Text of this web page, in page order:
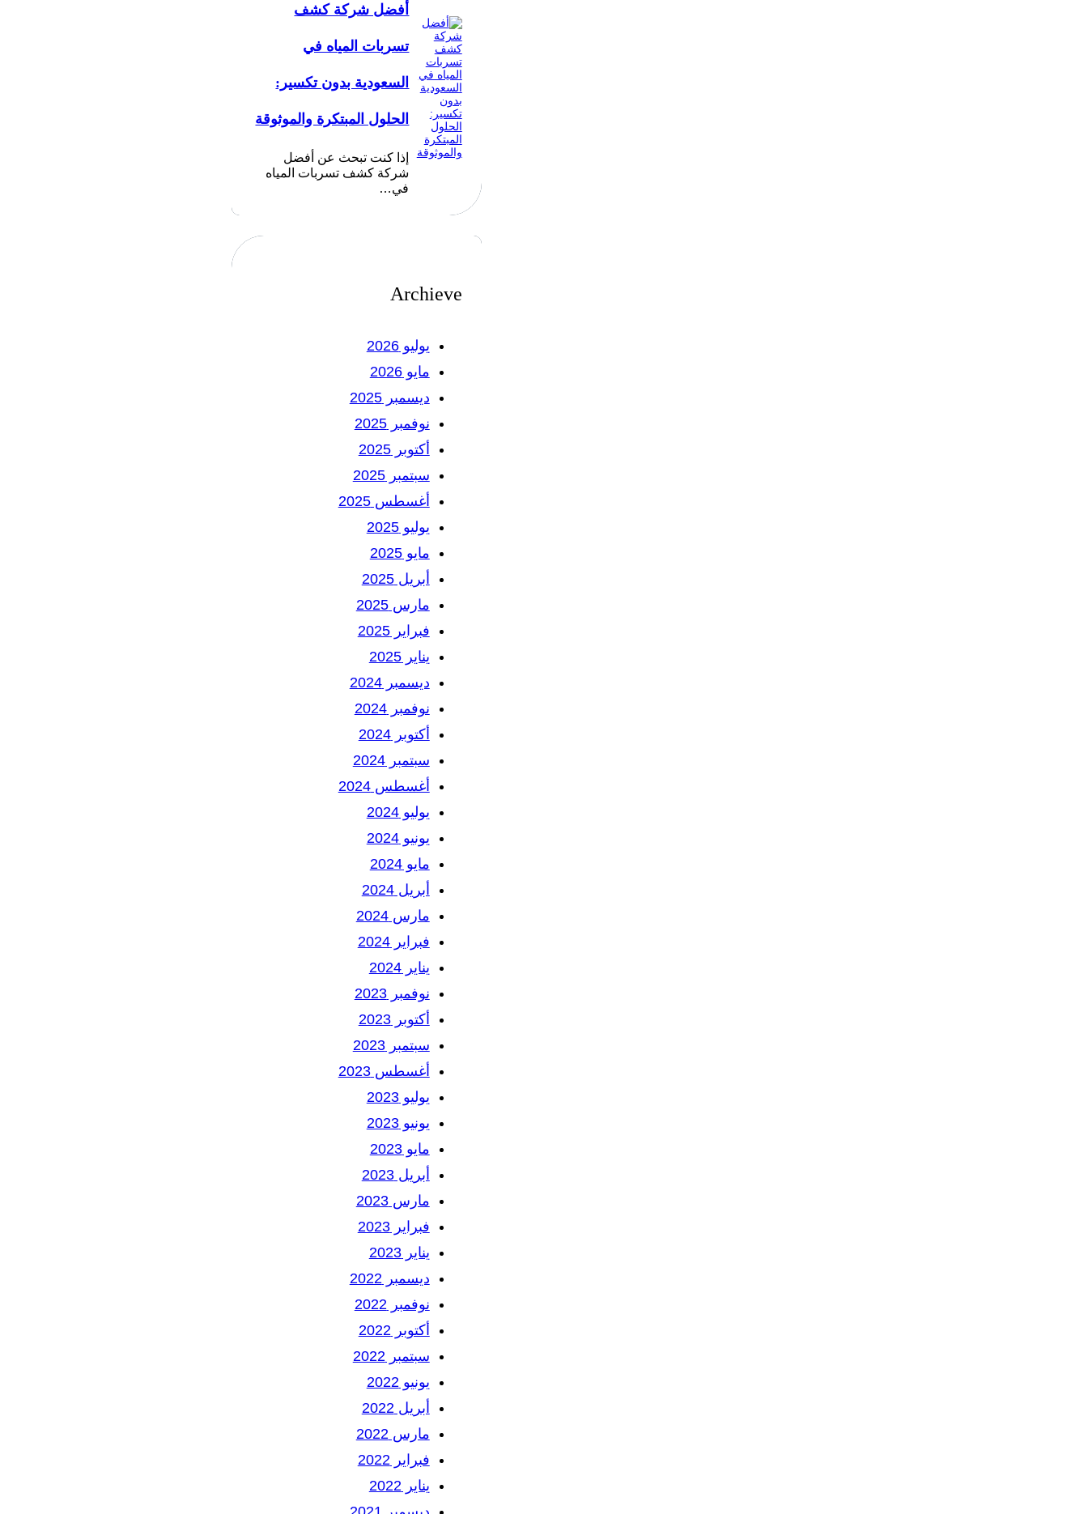
أفضل شركة كشف
تسربات المياه في
السعودية بدون تكسير:
الحلول المبتكرة والموثوقة
إذا كنت تبحث عن أفضل
شركة كشف تسربات المياه
في…
Archieve
يوليو 2026
مايو 2026
ديسمبر 2025
نوفمبر 2025
أكتوبر 2025
سبتمبر 2025
أغسطس 2025
يوليو 2025
مايو 2025
أبريل 2025
مارس 2025
فبراير 2025
يناير 2025
ديسمبر 2024
نوفمبر 2024
أكتوبر 2024
سبتمبر 2024
أغسطس 2024
يوليو 2024
يونيو 2024
مايو 2024
أبريل 2024
مارس 2024
فبراير 2024
يناير 2024
نوفمبر 2023
أكتوبر 2023
سبتمبر 2023
أغسطس 2023
يوليو 2023
يونيو 2023
مايو 2023
أبريل 2023
مارس 2023
فبراير 2023
يناير 2023
ديسمبر 2022
نوفمبر 2022
أكتوبر 2022
سبتمبر 2022
يونيو 2022
أبريل 2022
مارس 2022
فبراير 2022
يناير 2022